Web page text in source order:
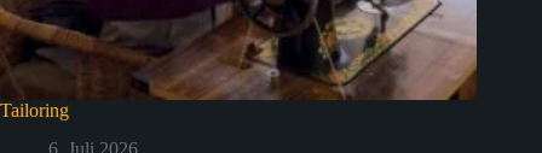
Tailoring